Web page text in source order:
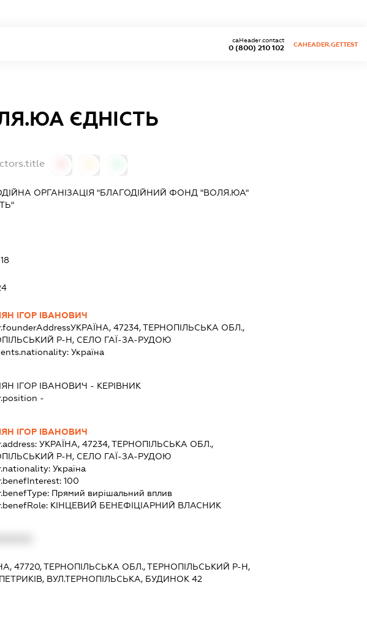
0 (800) 210 102
caHeader.contact
CAHEADER.GETTEST
ЄДНІСТЬ
ОРГАНІЗАЦІЯ "БЛАГОДІЙНИЙ ФОНД "ВОЛЯ.ЮА"
ІГОР ІВАНОВИЧ
УКРАЇНА, 47234, ТЕРНОПІЛЬСЬКА ОБЛ.,
Р-Н, СЕЛО ГАЇ-ЗА-РУДОЮ
Україна
ІГОР ІВАНОВИЧ - КЕРІВНИК
-
ІГОР ІВАНОВИЧ
УКРАЇНА, 47234, ТЕРНОПІЛЬСЬКА ОБЛ.,
Р-Н, СЕЛО ГАЇ-ЗА-РУДОЮ
Україна
100
Прямий вирішальний вплив
КІНЦЕВИЙ БЕНЕФІЦІАРНИЙ ВЛАСНИК
47720, ТЕРНОПІЛЬСЬКА ОБЛ., ТЕРНОПІЛЬСЬКИЙ Р-Н,
ВУЛ.ТЕРНОПІЛЬСЬКА, БУДИНОК 42